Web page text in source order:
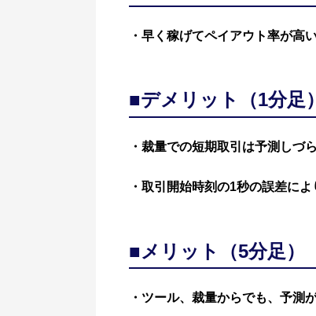
・早く稼げてペイアウト率が高
■デメリット（1分足）
・裁量での短期取引は予測しづ
・取引開始時刻の1秒の誤差に
■メリット（5分足）
・ツール、裁量からでも、予測